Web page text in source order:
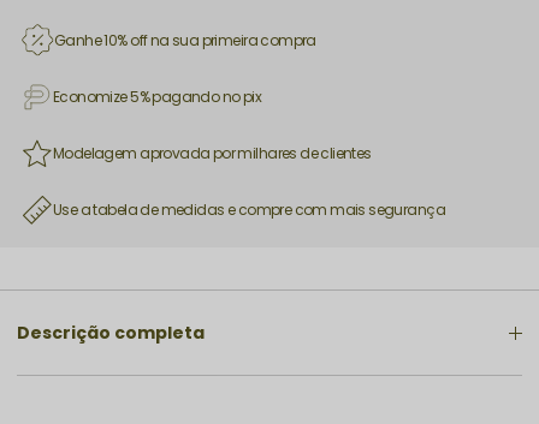
Ganhe 10% off na sua primeira compra
Economize 5% pagando no pix
Modelagem aprovada por milhares de clientes
Use a tabela de medidas e compre com mais segurança
Descrição completa